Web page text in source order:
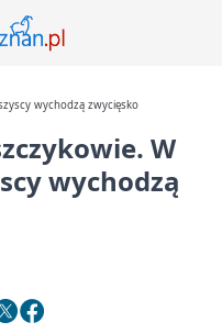
wychodzą zwycięsko
W
wychodzą